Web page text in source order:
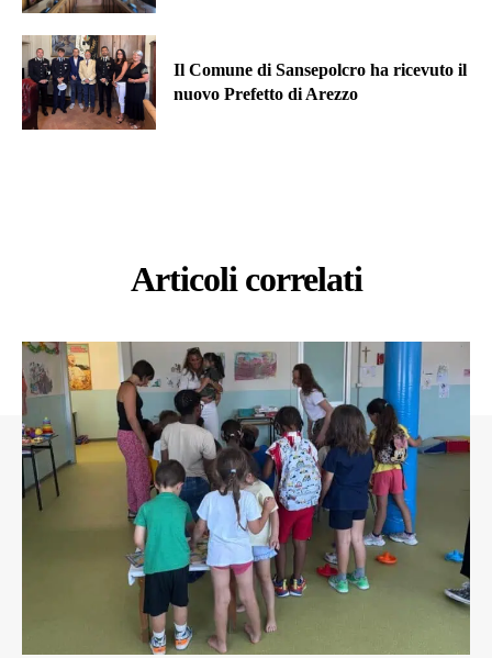
Il Comune di Sansepolcro ha ricevuto il
nuovo Prefetto di Arezzo
Articoli correlati